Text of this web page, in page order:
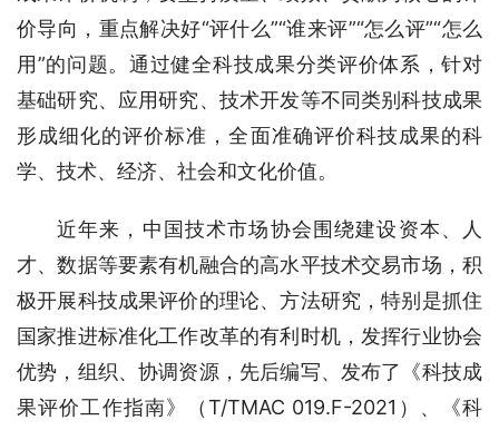
价导向，重点解决好“评什么”“谁来评”“怎么评”“怎么
用”的问题。通过健全科技成果分类评价体系，针对
基础研究、应用研究、技术开发等不同类别科技成果
形成细化的评价标准，全面准确评价科技成果的科
学、技术、经济、社会和文化价值。
近年来，中国技术市场协会围绕建设资本、人
才、数据等要素有机融合的高水平技术交易市场，积
极开展科技成果评价的理论、方法研究，特别是抓住
国家推进标准化工作改革的有利时机，发挥行业协会
优势，组织、协调资源，先后编写、发布了《科技成
果评价工作指南》（T/TMAC 019.F-2021）、《科